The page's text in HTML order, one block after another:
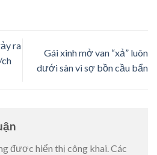
ra
Gái xinh mở van “xả” luôn
dưới sàn vì sợ bồn cầu bẩn
được hiển thị công khai.Các